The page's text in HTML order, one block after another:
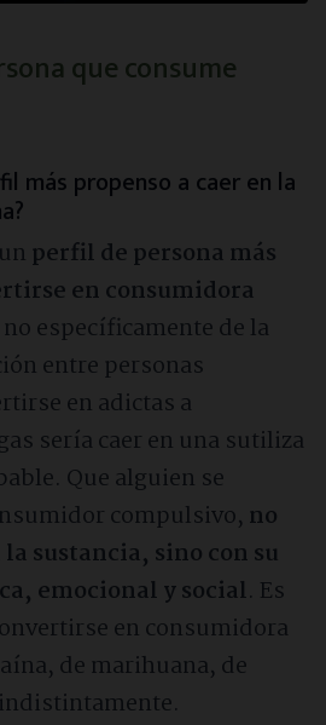
que consume
más propenso a caer en la
perfil de persona más
en consumidora
específicamente de la
entre personas
en adictas a
sería caer en una sutiliza
Que alguien se
compulsivo, no
sustancia, sino con su
emocional y social. Es
en consumidora
de marihuana, de